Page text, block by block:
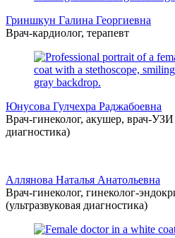
Гриншкун Галина Георгиевна
Врач-кардиолог, терапевт
Юнусова Гулчехра Раджабоевна
Врач-гинеколог, акушер, врач-УЗИ
диагностика)
Аллянова Наталья Анатольевна
Врач-гинеколог, гинеколог-
(ультразвуковая диагностика)